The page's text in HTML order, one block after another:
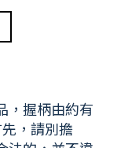
，握柄由約有
，請別擔